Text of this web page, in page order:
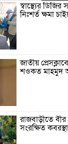
স্বাস্থ্যের
নিঃশর্ত ক্ষমা
জাতীয়
শওকত মাহমুদ
রাজবাড়ীতে
সংরক্ষিত